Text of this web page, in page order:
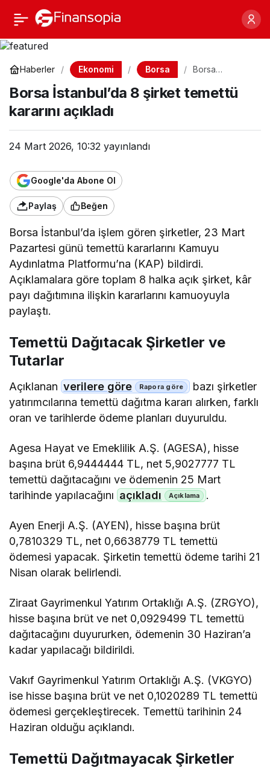
Haberler Ekonomi Borsa
Borsa
şirket temettü
kararını açıkladı
Borsa İstanbul’da 8 şirket temettü
kararını açıkladı
24 Mart 2026, 10:32 yayınlandı
Google'da Abone Ol
Paylaş Beğen
Borsa İstanbul’da işlem gören şirketler, 23 Mart
Pazartesi günü temettü kararlarını Kamuyu
Aydınlatma Platformu’na (KAP) bildirdi.
Açıklamalara göre toplam 8 halka açık şirket, kâr
payı dağıtımına ilişkin kararlarını kamuoyuyla
paylaştı.
Temettü Dağıtacak Şirketler ve
Tutarlar
Açıklanan verilere göre
bazı şirketler
yatırımcılarına temettü dağıtma kararı alırken, farklı
oran ve tarihlerde ödeme planları duyuruldu.
Agesa Hayat ve Emeklilik A.Ş. (AGESA), hisse
başına brüt 6,9444444 TL, net 5,9027777 TL
temettü dağıtacağını ve ödemenin 25 Mart
tarihinde yapılacağını açıkladı .
Ayen Enerji A.Ş. (AYEN), hisse başına brüt
0,7810329 TL, net 0,6638779 TL temettü
ödemesi yapacak. Şirketin temettü ödeme tarihi 21
Nisan olarak belirlendi.
Ziraat Gayrimenkul Yatırım Ortaklığı A.Ş. (ZRGYO),
hisse başına brüt ve net 0,0929499 TL temettü
dağıtacağını duyururken, ödemenin 30 Haziran’a
kadar yapılacağı bildirildi.
Vakıf Gayrimenkul Yatırım Ortaklığı A.Ş. (VKGYO)
ise hisse başına brüt ve net 0,1020289 TL temettü
ödemesi gerçekleştirecek. Temettü tarihinin 24
Haziran olduğu açıklandı.
Temettü Dağıtmayacak Şirketler
Borsa İstanbul’da 8
şirket temettü kararını
Paylaş